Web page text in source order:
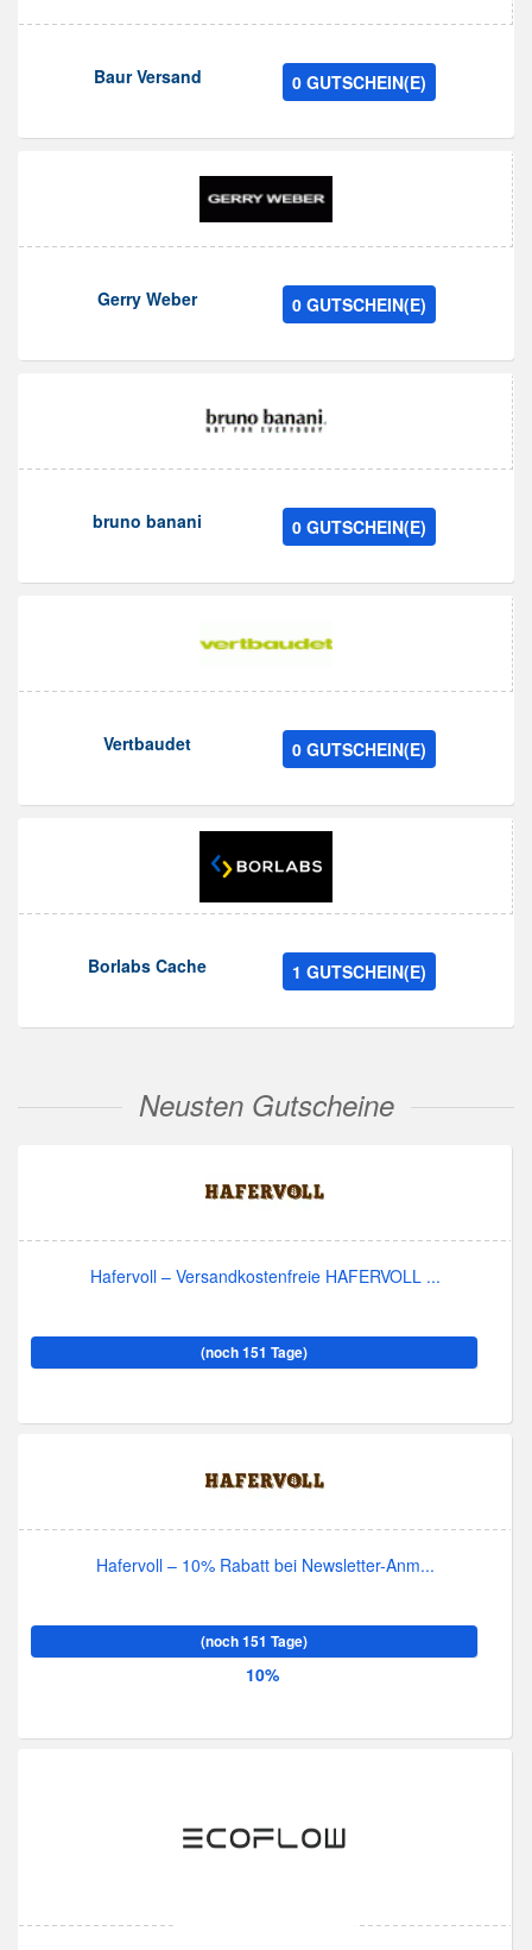
Baur Versand 0 GUTSCHEIN(E)
Gerry Weber 0 GUTSCHEIN(E)
bruno banani 0 GUTSCHEIN(E)
Vertbaudet 0 GUTSCHEIN(E)
Borlabs Cache 1 GUTSCHEIN(E)
Neusten Gutscheine
Hafervoll – Versandkostenfreie HAFERVOLL ...
(noch 151 Tage)
Hafervoll – 10% Rabatt bei Newsletter-Anm...
(noch 151 Tage)
10%